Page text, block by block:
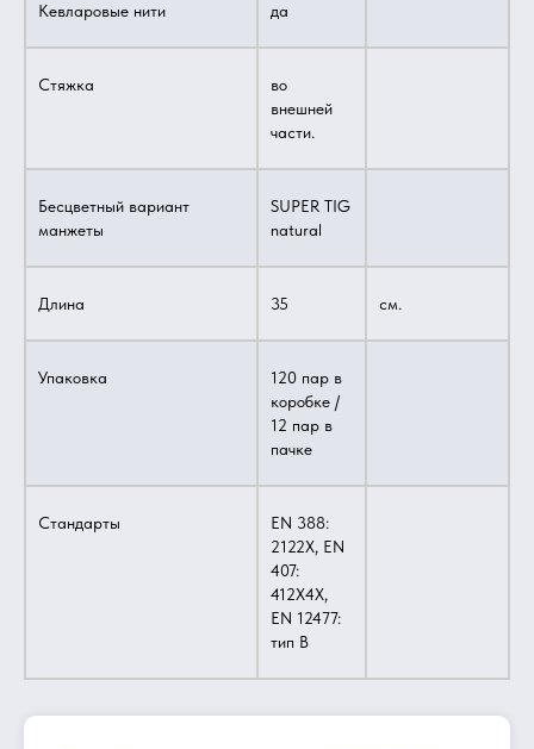
Кевларовые нити да
Стяжка
во
внешней
части.
Бесцветный вариант
манжеты
SUPER TIG
natural
Длина 35 см.
Упаковка
120 пар в
коробке /
12 пар в
пачке
Стандарты
EN 388:
2122X, EN
407:
412X4X,
EN 12477:
тип B